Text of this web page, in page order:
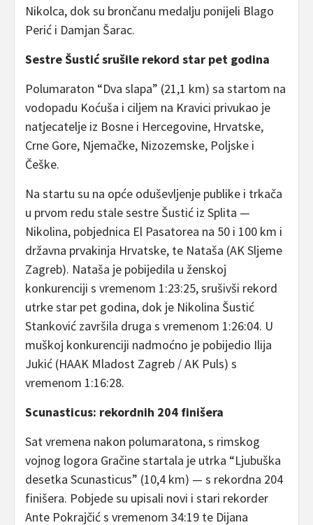
Nikolca, dok su brončanu medalju ponijeli Blago
Perić i Damjan Šarac.
Sestre Šustić srušile rekord star pet godina
Polumaraton “Dva slapa” (21,1 km) sa startom na
vodopadu Koćuša i ciljem na Kravici privukao je
natjecatelje iz Bosne i Hercegovine, Hrvatske,
Crne Gore, Njemačke, Nizozemske, Poljske i
Češke.
Na startu su na opće oduševljenje publike i trkača
u prvom redu stale sestre Šustić iz Splita —
Nikolina, pobjednica El Pasatorea na 50 i 100 km i
državna prvakinja Hrvatske, te Nataša (AK Sljeme
Zagreb). Nataša je pobijedila u ženskoj
konkurenciji s vremenom 1:23:25, srušivši rekord
utrke star pet godina, dok je Nikolina Šustić
Stanković završila druga s vremenom 1:26:04. U
muškoj konkurenciji nadmoćno je pobijedio Ilija
Jukić (HAAK Mladost Zagreb / AK Puls) s
vremenom 1:16:28.
Scunasticus: rekordnih 204 finišera
Sat vremena nakon polumaratona, s rimskog
vojnog logora Gračine startala je utrka “Ljubuška
desetka Scunasticus” (10,4 km) — s rekordna 204
finišera. Pobjede su upisali novi i stari rekorder
Ante Pokrajčić s vremenom 34:19 te Dijana